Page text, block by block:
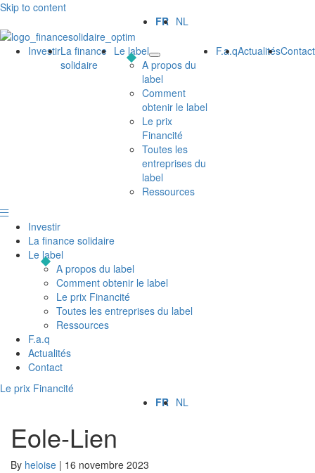
Skip to content
FR NL
InvestirLa finance
solidaire
Le label
A propos du
label
Comment
obtenir le label
Le prix
Financité
Toutes les
entreprises du
label
Ressources
F.a.qActualitésContact
Investir
La finance solidaire
Le label
A propos du label
Comment obtenir le label
Le prix Financité
Toutes les entreprises du label
Ressources
F.a.q
Actualités
Contact
Le prix Financité
FR NL
Eole-Lien
By heloise | 16 novembre 2023